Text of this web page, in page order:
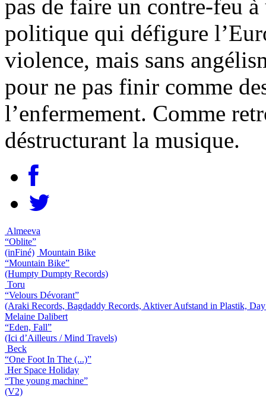
pas de faire un contre-feu
politique qui défigure
violence, mais sans
pour ne pas finir comme
l’enfermement. Comme
déstructurant la musique.
Almeeva
“Oblite”
(inFiné) Mountain Bike
“Mountain Bike”
(Humpty Dumpty Records)
Toru
“Velours Dévorant”
(Araki Records, Bagdaddy Records, Aktiver Aufstand in Plastik,
Melaine Dalibert
“Eden, Fall”
(Ici d’Ailleurs / Mind Travels)
Beck
“One Foot In The (...)”
Her Space Holiday
“The young machine”
(V2)